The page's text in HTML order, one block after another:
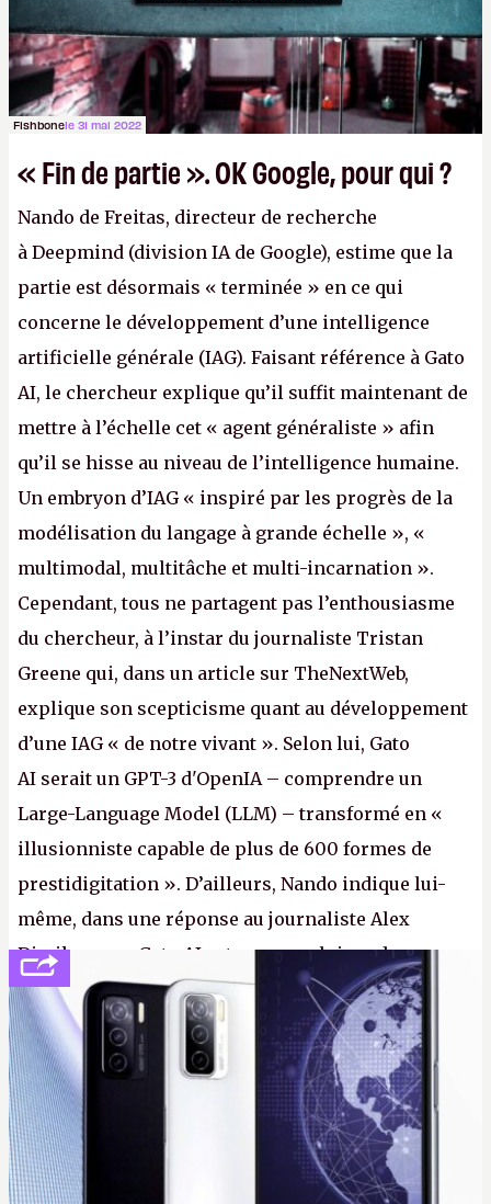
Fishbonele 31 mai 2022
« Fin de partie ». OK Google, pour qui ?
Nando de Freitas, directeur de recherche
à Deepmind (division IA de Google), estime que la
partie est désormais « terminée » en ce qui
concerne le développement d’une intelligence
artificielle générale (IAG). Faisant référence à Gato
AI, le chercheur explique qu’il suffit maintenant de
mettre à l’échelle cet « agent généraliste » afin
qu’il se hisse au niveau de l’intelligence humaine.
Un embryon d’IAG « inspiré par les progrès de la
modélisation du langage à grande échelle », «
multimodal, multitâche et multi-incarnation ».
Cependant, tous ne partagent pas l’enthousiasme
du chercheur, à l’instar du journaliste Tristan
Greene qui, dans un article sur TheNextWeb,
explique son scepticisme quant au développement
d’une IAG « de notre vivant ». Selon lui, Gato
AI serait un GPT-3 d'OpenIA – comprendre un
Large-Language Model (LLM) – transformé en «
illusionniste capable de plus de 600 formes de
prestidigitation ». D’ailleurs, Nando indique lui-
même, dans une réponse au journaliste Alex
Dimikas, que Gato AI est « encore loin » de
prétendre réussir le célèbre test de Turing. (Crédit
photo : Pexels - Arthur Brognoli)